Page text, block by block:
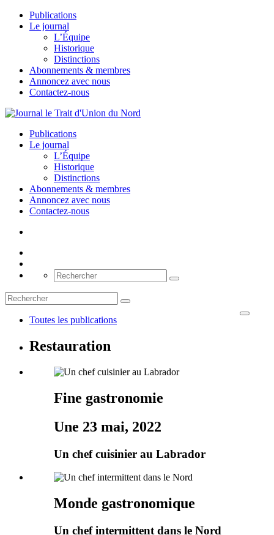
Publications
Le journal
L’Équipe
Historique
Distinctions
Abonnements & membres
Annoncez avec nous
Contactez-nous
Publications
Le journal
L’Équipe
Historique
Distinctions
Abonnements & membres
Annoncez avec nous
Contactez-nous
Toutes les publications
Restauration
Fine gastronomie
Une 23 mai, 2022
Un chef cuisinier au Labrador
Monde gastronomique
Un chef intermittent dans le Nord